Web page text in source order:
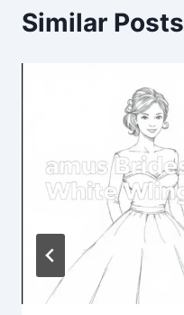
Similar Posts